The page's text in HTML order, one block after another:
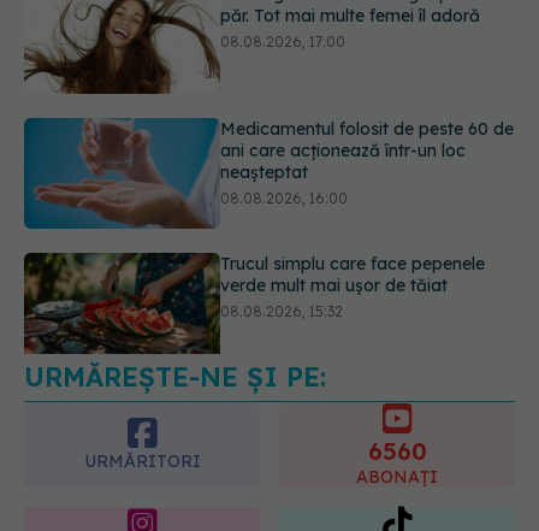
08.08.2026, 17:00
ani care acționează într-un loc
neașteptat
08.08.2026, 16:00
verde mult mai ușor de tăiat
08.08.2026, 15:32
Ce poți mânca și ce trebuie să eviți
dacă ai gastrită: exemplu de meniu
care reduce inflamația stomacului
URMĂREȘTE-NE ȘI PE:
URMĂRITORI 6560
ABONAȚI